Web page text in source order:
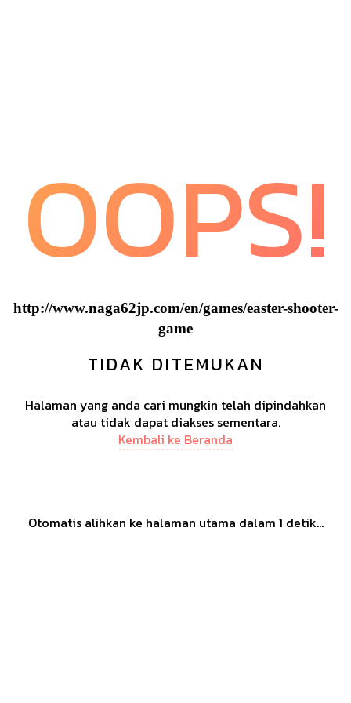
OOPS!
http://www.naga62jp.com/en/games/easter-shooter-
game
TIDAK DITEMUKAN
Halaman yang anda cari mungkin telah dipindahkan
atau tidak dapat diakses sementara.
Kembali ke Beranda
Otomatis alihkan ke halaman utama dalam 1 detik...